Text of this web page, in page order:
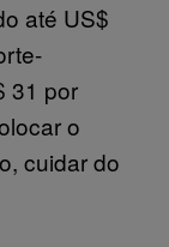
até US$
31 por
o
cuidar do